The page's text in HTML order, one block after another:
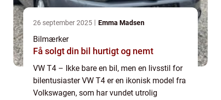
26 september 2025 Emma Madsen
Bilmærker
Få solgt din bil hurtigt og nemt
VW T4 – Ikke bare en bil, men en livsstil for
bilentusiaster VW T4 er en ikonisk model fra
Volkswagen, som har vundet utrolig